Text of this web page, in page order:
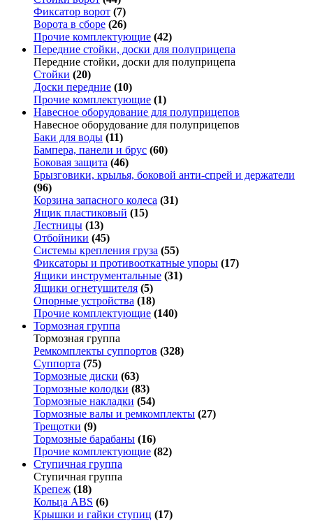
Фиксатор ворот (7)
Ворота в сборе (26)
Прочие комплектующие (42)
Передние стойки, доски для полуприцепа
Передние стойки, доски для полуприцепа
Стойки (20)
Доски передние (10)
Прочие комплектующие (1)
Навесное оборудование для полуприцепов
Навесное оборудование для полуприцепов
Баки для воды (11)
Бампера, панели и брус (60)
Боковая защита (46)
Брызговики, крылья, боковой анти-спрей и держатели
(96)
Корзина запасного колеса (31)
Ящик пластиковый (15)
Лестницы (13)
Отбойники (45)
Системы крепления груза (55)
Фиксаторы и противооткатные упоры (17)
Ящики инструментальные (31)
Ящики огнетушителя (5)
Опорные устройства (18)
Прочие комплектующие (140)
Тормозная группа
Тормозная группа
Ремкомплекты суппортов (328)
Суппорта (75)
Тормозные диски (63)
Тормозные колодки (83)
Тормозные накладки (54)
Тормозные валы и ремкомплекты (27)
Трещотки (9)
Тормозные барабаны (16)
Прочие комплектующие (82)
Ступичная группа
Ступичная группа
Крепеж (18)
Кольца ABS (6)
Крышки и гайки ступиц (17)